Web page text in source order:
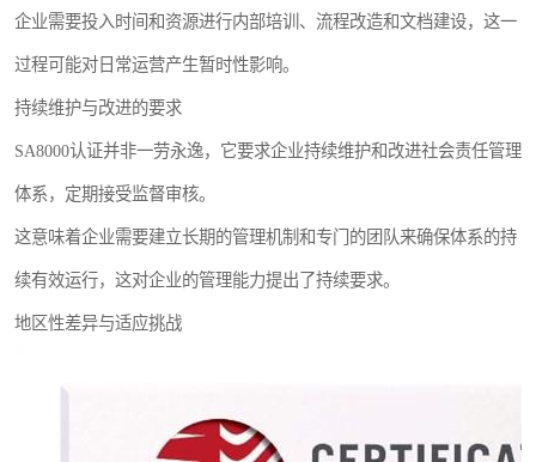
企业需要投入时间和资源进行内部培训、流程改造和文档建设，这一
过程可能对日常运营产生暂时性影响。
持续维护与改进的要求
SA8000认证并非一劳永逸，它要求企业持续维护和改进社会责任管理
体系，定期接受监督审核。
这意味着企业需要建立长期的管理机制和专门的团队来确保体系的持
续有效运行，这对企业的管理能力提出了持续要求。
地区性差异与适应挑战